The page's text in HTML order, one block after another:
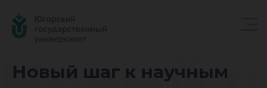
Новый шаг к научным